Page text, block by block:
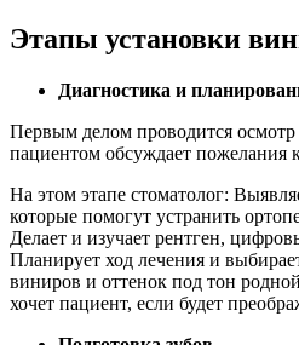
Этапы установки
Диагностика и
Первым делом проводится осмотр
пациентом обсуждает пожелания
На этом этапе стоматолог:
которые помогут устранить
Делает и изучает рентген,
Планирует ход лечения и
виниров и оттенок под тон
хочет пациент, если будет